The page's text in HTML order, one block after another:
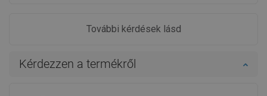
További kérdések lásd
Kérdezzen a termékről